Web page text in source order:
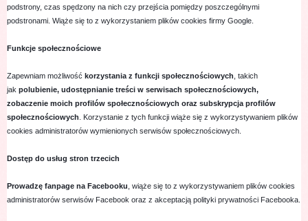
podstrony, czas spędzony na nich czy przejścia pomiędzy poszczególnymi
podstronami. Wiąże się to z wykorzystaniem plików cookies firmy Google.
Funkcje społecznościowe
Zapewniam możliwość korzystania z funkcji społecznościowych , takich
jak polubienie, udostępnianie treści w serwisach społecznościowych,
zobaczenie moich profilów społecznościowych oraz subskrypcja profilów
społecznościowych . Korzystanie z tych funkcji wiąże się z wykorzystywaniem plików
cookies administratorów wymienionych serwisów społecznościowych.
Dostęp do usług stron trzecich
Prowadzę fanpage na Facebooku , wiąże się to z wykorzystywaniem plików cookies
administratorów serwisów Facebook oraz z akceptacją polityki prywatności Facebooka.